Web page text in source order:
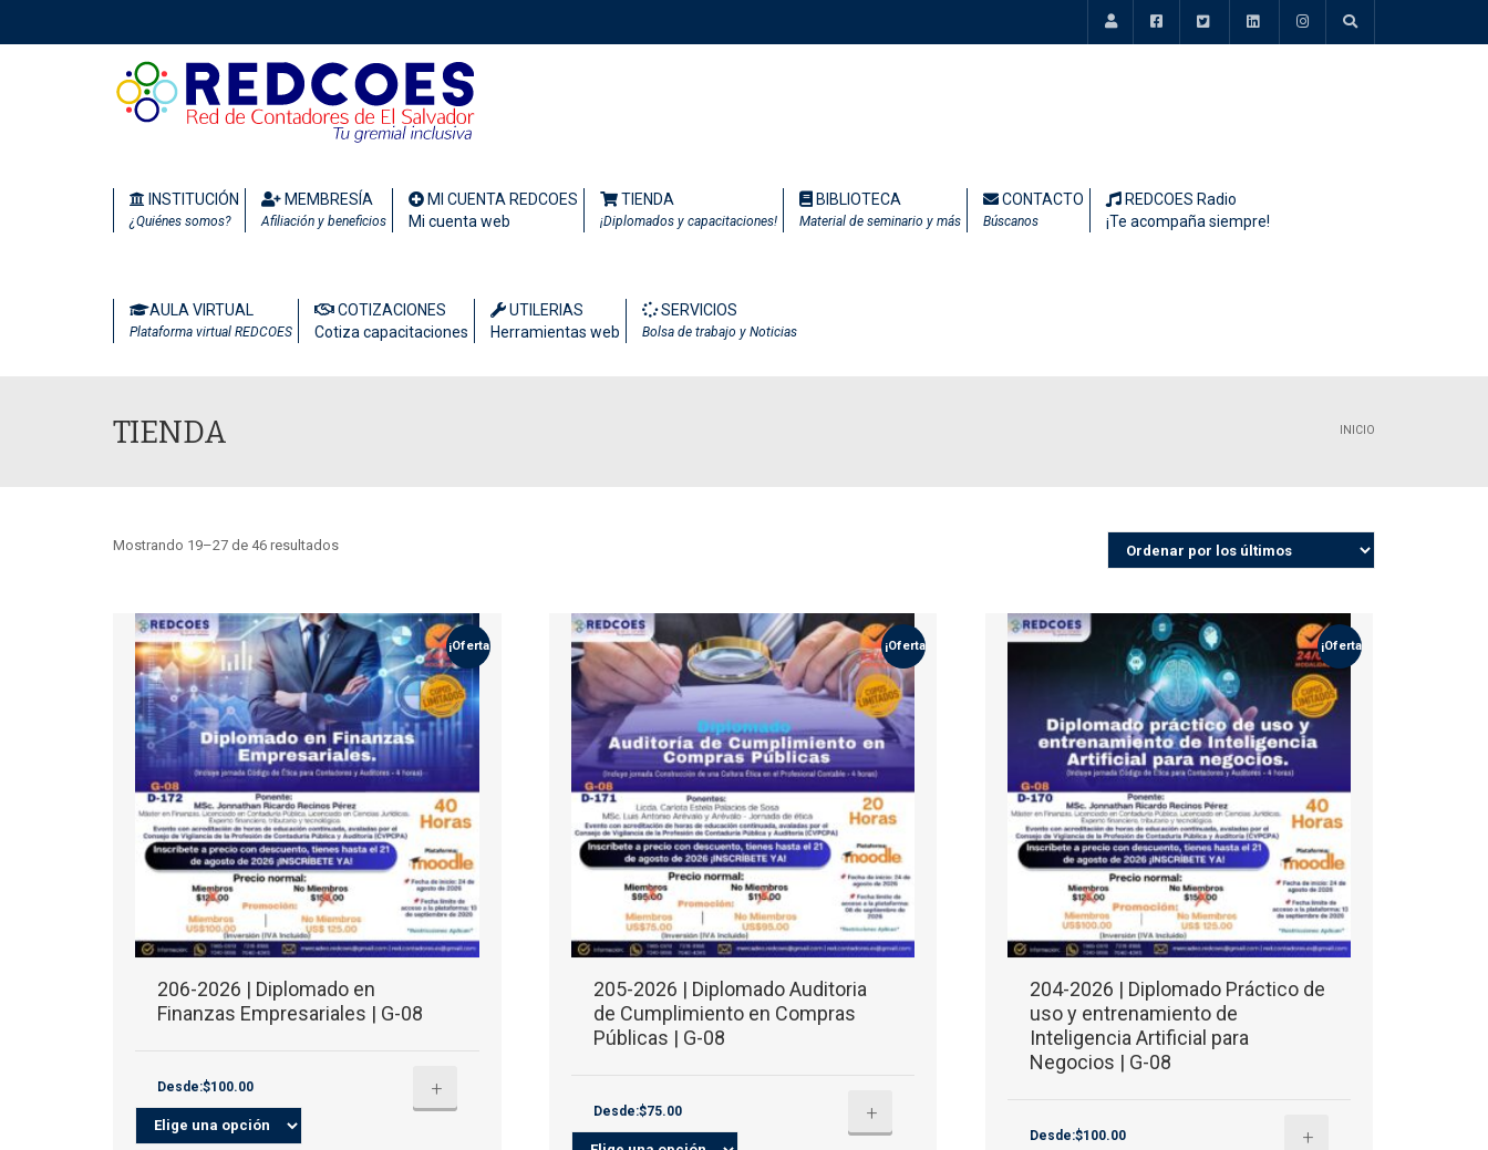
INSTITUCIÓN
¿Quiénes somos?
MEMBRESÍA
Afiliación y beneficios
MI CUENTA REDCOES
Mi cuenta web
TIENDA
¡Diplomados y capacitaciones!
BIBLIOTECA
Material de seminario y más
CONTACTO
Búscanos
REDCOES Radio
¡Te acompaña siempre!
AULA VIRTUAL
Plataforma virtual REDCOES
COTIZACIONES
Cotiza capacitaciones
UTILERIAS
Herramientas web
SERVICIOS
Bolsa de trabajo y Noticias
TIENDA INICIO
Mostrando 19–27 de 46 resultadosOrdenado
últimos
¡Oferta!
206-2026 | Diplomado en
Finanzas Empresariales | G-08
Desde:$100.00 +
¡Oferta!
205-2026 | Diplomado Auditoria
de Cumplimiento en Compras
Públicas | G-08
Desde:$75.00 +
¡Oferta!
204-2026 | Diplomado Práctico de
uso y entrenamiento de
Inteligencia Artificial para
Negocios | G-08
Desde:$100.00 +